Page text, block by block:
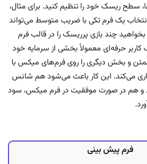
سطح ریسک خود را تنظیم کنید. برای مثال،
انتخاب یک فرم تکی با ضریب متوسط می‌تواند
بخواهید چند بازی پرریسک را در قالب فرم
حرفه‌ای معمولاً بخشی از سرمایه خود
و بخش دیگری را روی فرم‌های میکس با
می‌کند. این کار باعث می‌شود هم شانس
و هم در صورت موفقیت در فرم میکس، سود
فرم پیش بینی